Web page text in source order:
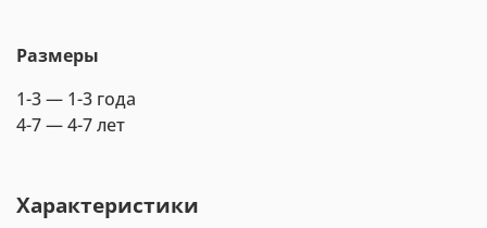
Размеры
1-3 — 1-3 года
4-7 — 4-7 лет
Характеристики